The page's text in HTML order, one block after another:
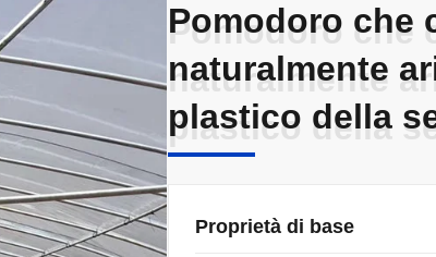
Pomodoro che
naturalmente
plastico della
Pomodoro che
naturalmente
plastico della
Proprietà di base